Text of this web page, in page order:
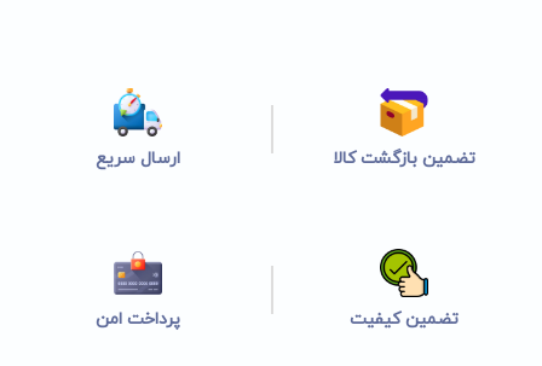
تضمین بازگشت کالا ارسال سریع
تضمین کیفیت پرداخت امن